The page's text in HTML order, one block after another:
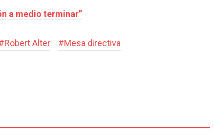
a medio terminar”
Robert Alter #Mesa directiva